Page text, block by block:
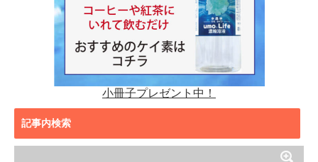
小冊子プレゼント中！
記事内検索